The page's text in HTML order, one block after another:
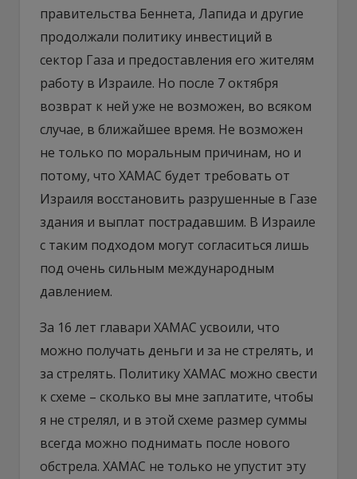
правительства Беннета, Лапида и другие
продолжали политику инвестиций в
сектор Газа и предоставления его жителям
работу в Израиле. Но после 7 октября
возврат к ней уже не возможен, во всяком
случае, в ближайшее время. Не возможен
не только по моральным причинам, но и
потому, что ХАМАС будет требовать от
Израиля восстановить разрушенные в Газе
здания и выплат пострадавшим. В Израиле
с таким подходом могут согласиться лишь
под очень сильным международным
давлением.
За 16 лет главари ХАМАС усвоили, что
можно получать деньги и за не стрелять, и
за стрелять. Политику ХАМАС можно свести
к схеме – сколько вы мне заплатите, чтобы
я не стрелял, и в этой схеме размер суммы
всегда можно поднимать после нового
обстрела. ХАМАС не только не упустит эту